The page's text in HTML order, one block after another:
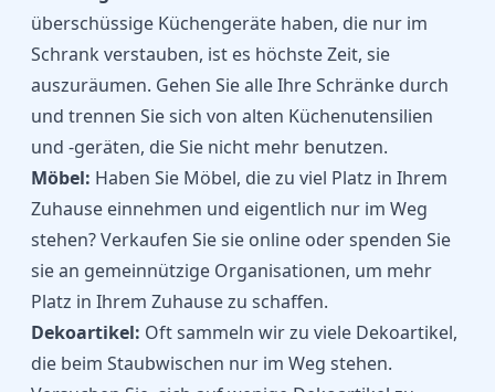
überschüssige Küchengeräte haben, die nur im
Schrank verstauben, ist es höchste Zeit, sie
auszuräumen. Gehen Sie alle Ihre Schränke durch
und trennen Sie sich von alten Küchenutensilien
und -geräten, die Sie nicht mehr benutzen.
Möbel: Haben Sie Möbel, die zu viel Platz in Ihrem
Zuhause einnehmen und eigentlich nur im Weg
stehen? Verkaufen Sie sie online oder spenden Sie
sie an gemeinnützige Organisationen, um mehr
Platz in Ihrem Zuhause zu schaffen.
Dekoartikel: Oft sammeln wir zu viele Dekoartikel,
die beim Staubwischen nur im Weg stehen.